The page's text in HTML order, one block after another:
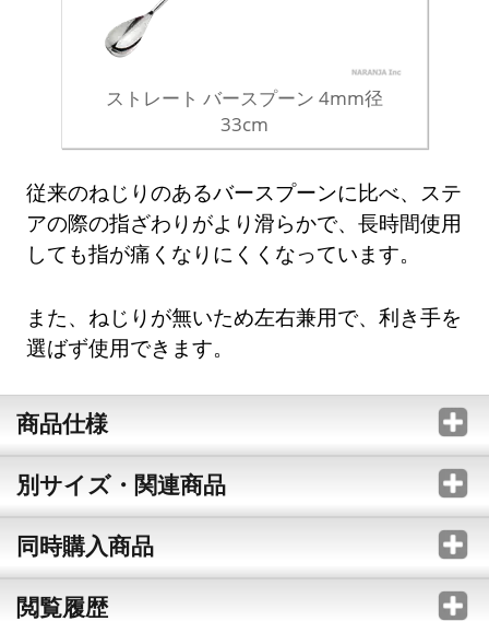
ストレート バースプーン 4mm径
33cm
従来のねじりのあるバースプーンに比べ、ステ
アの際の指ざわりがより滑らかで、長時間使用
しても指が痛くなりにくくなっています。
また、ねじりが無いため左右兼用で、利き手を
選ばず使用できます。
商品仕様
別サイズ・関連商品
同時購入商品
閲覧履歴